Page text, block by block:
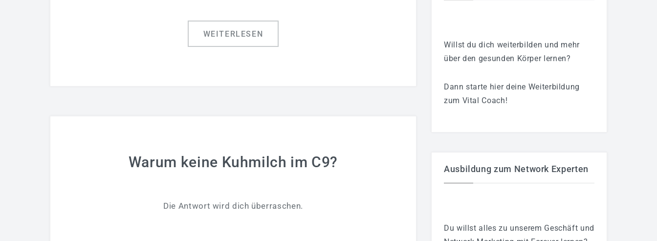
WEITERLESEN
Warum keine Kuhmilch im C9?
Die Antwort wird dich überraschen.
Willst du dich weiterbilden und mehr
über den gesunden Körper lernen?
Dann starte hier deine Weiterbildung
zum Vital Coach!
Ausbildung zum Network Experten
Du willst alles zu unserem Geschäft und